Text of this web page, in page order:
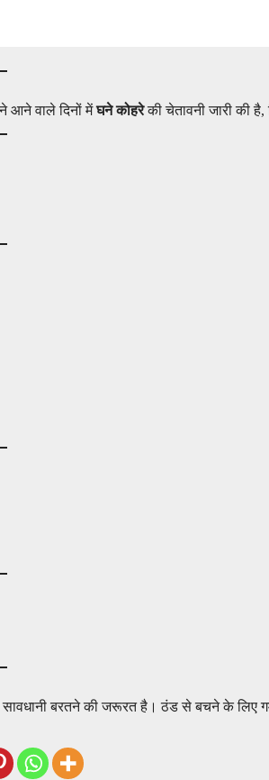
आने वाले दिनों मेंघने कोहरेकी चेतावनी जारी की
सावधानी बरतने की जरूरत है। ठंड से बचने के लिए